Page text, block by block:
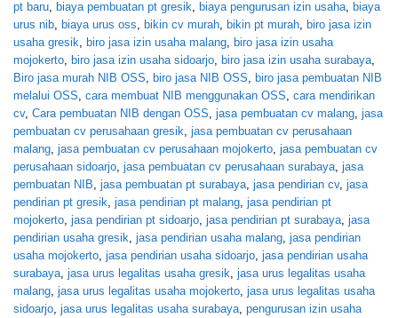
pt baru
biaya pembuatan pt gresik biaya pengurusan izin usaha
biaya
urus nib
biaya urus oss bikin cv murah bikin pt murah
biro jasa izin
usaha gresik
biro jasa izin usaha malang
biro jasa izin usaha
mojokerto
biro jasa izin usaha sidoarjo biro jasa izin usaha surabaya
Biro jasa murah NIB OSS
biro jasa NIB OSS
biro jasa pembuatan NIB
melalui OSS cara membuat NIB menggunakan OSS cara mendirikan
cv, Cara pembuatan NIB dengan OSS jasa pembuatan cv malang jasa
pembuatan cv perusahaan gresik jasa pembuatan cv perusahaan
malang jasa pembuatan cv perusahaan mojokerto jasa pembuatan cv
perusahaan sidoarjo jasa pembuatan cv perusahaan surabaya jasa
pembuatan NIB jasa pembuatan pt surabaya jasa pendirian cv, jasa
pendirian pt gresik jasa pendirian pt malang jasa pendirian pt
mojokerto jasa pendirian pt sidoarjo jasa pendirian pt surabaya jasa
pendirian usaha gresik jasa pendirian usaha malang jasa pendirian
usaha mojokerto jasa pendirian usaha sidoarjo jasa pendirian usaha
surabaya jasa urus legalitas usaha gresik jasa urus legalitas usaha
malang jasa urus legalitas usaha mojokerto jasa urus legalitas usaha
sidoarjo jasa urus legalitas usaha surabaya pengurusan izin usaha